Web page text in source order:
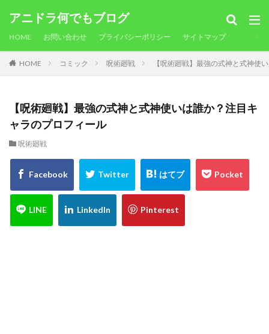
アニドラ何でもブログ
HOME お問い合わせ プライバシーポリシー サイトマップ
HOME コミック 呪術廻戦 【呪術廻戦】最強の式神と式神使
【呪術廻戦】最強の式神と式神使いは誰か？注目キ
ャラのプロフィール
呪術廻戦